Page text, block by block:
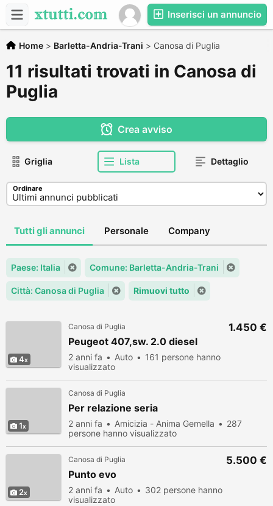
Inserisci un annuncio
Home > Barletta-Andria-Trani > Canosa di Puglia
11 risultati trovati in Canosa di
Puglia
Crea avviso
Griglia Lista Dettaglio
Ordinare
Tutti gli annunci Personale Company
Paese: Italia Comune: Barletta-Andria-Trani
Città: Canosa di Puglia Rimuovi tutto
4
Canosa di Puglia
Peugeot 407,sw. 2.0 diesel
2 anni fa Auto
161 persone hanno
visualizzato
1.450 €
1
Canosa di Puglia
Per relazione seria
2 anni fa Amicizia - Anima Gemella
287
persone hanno visualizzato
2
Canosa di Puglia
Punto evo
2 anni fa Auto
302 persone hanno
visualizzato
5.500 €